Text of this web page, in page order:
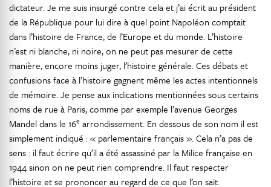
dictateur. Je me suis insurgé contre cela et j’ai écrit au président
de la République pour lui dire à quel point Napoléon comptait
dans l’histoire de France, de l’Europe et du monde. L’histoire
n’est ni blanche, ni noire, on ne peut pas mesurer de cette
manière, encore moins juger, l’histoire générale. Ces débats et
confusions face à l’histoire gagnent même les actes intentionnels
de mémoire. Je pense aux indications mentionnées sous certains
noms de rue à Paris, comme par exemple l’avenue Georges
Mandel dans le 16e arrondissement. En dessous de son nom il est
simplement indiqué : « parlementaire français ». Cela n’a pas de
sens : il faut écrire qu’il a été assassiné par la Milice française en
1944 sinon on ne peut rien comprendre. Il faut respecter
l’histoire et se prononcer au regard de ce que l’on sait.